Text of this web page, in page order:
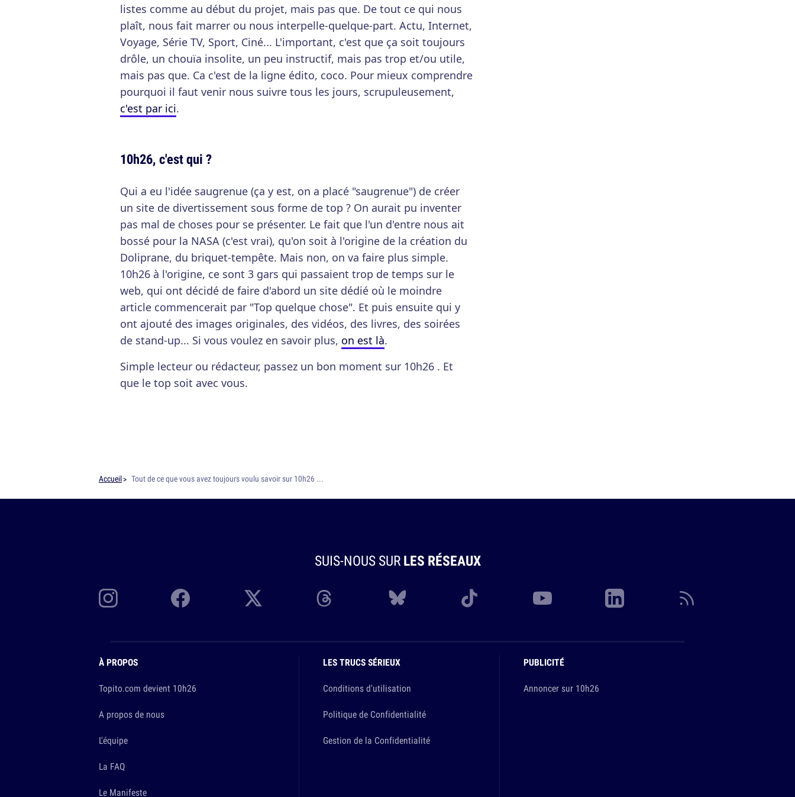
listes comme au début du projet, mais pas que. De tout ce qui nous
plaît, nous fait marrer ou nous interpelle-quelque-part. Actu, Internet,
Voyage, Série TV, Sport, Ciné... L'important, c'est que ça soit toujours
drôle, un chouïa insolite, un peu instructif, mais pas trop et/ou utile,
mais pas que. Ca c'est de la ligne édito, coco. Pour mieux comprendre
pourquoi il faut venir nous suivre tous les jours, scrupuleusement,
c'est par ici.
10h26, c'est qui ?
Qui a eu l'idée saugrenue (ça y est, on a placé "saugrenue") de créer
un site de divertissement sous forme de top ? On aurait pu inventer
pas mal de choses pour se présenter. Le fait que l'un d'entre nous ait
bossé pour la NASA (c'est vrai), qu'on soit à l'origine de la création du
Doliprane, du briquet-tempête. Mais non, on va faire plus simple.
10h26 à l'origine, ce sont 3 gars qui passaient trop de temps sur le
web, qui ont décidé de faire d'abord un site dédié où le moindre
article commencerait par "Top quelque chose". Et puis ensuite qui y
ont ajouté des images originales, des vidéos, des livres, des soirées
de stand-up... Si vous voulez en savoir plus, on est là.
Simple lecteur ou rédacteur, passez un bon moment sur 10h26 . Et
que le top soit avec vous.
Accueil Tout de ce que vous avez toujours voulu savoir sur 10h26 ...
SUIS-NOUS SURLES RÉSEAUX
À PROPOS
Topito.com devient 10h26
A propos de nous
L'équipe
La FAQ
Le Manifeste
LES TRUCS SÉRIEUX
Conditions d'utilisation
Politique de Confidentialité
Gestion de la Confidentialité
PUBLICITÉ
Annoncer sur 10h26